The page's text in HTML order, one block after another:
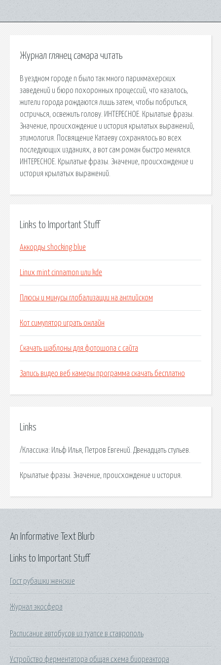
Журнал глянец самара читать
В уездном городе n было так много парикмахерских
заведений и бюро похоронных процессий, что казалось,
жители города рождаются лишь затем, чтобы побриться,
остричься, освежить голову. ИНТЕРЕСНОЕ. Крылатые фразы.
Значение, происхождение и история крылатых выражений,
этимология. Посвящение Катаеву сохранялось во всех
последующих изданиях, а вот сам роман быстро менялся.
ИНТЕРЕСНОЕ. Крылатые фразы. Значение, происхождение и
история крылатых выражений.
Links to Important Stuff
Аккорды shocking blue
Linux mint cinnamon или kde
Плюсы и минусы глобализации на английском
Кот симулятор играть онлайн
Скачать шаблоны для фотошопа с сайта
Запись видео веб камеры программа скачать бесплатно
Links
/Классика: Ильф Илья, Петров Евгений. Двенадцать стульев.
Крылатые фразы. Значение, происхождение и история.
Links to Important Stuff
Гост рубашки женские
Журнал экосфера
Расписание автобусов из туапсе в ставрополь
Устройство ферментатора общая схема биореактора
An Informative Text Blurb